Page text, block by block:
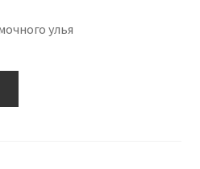
улья